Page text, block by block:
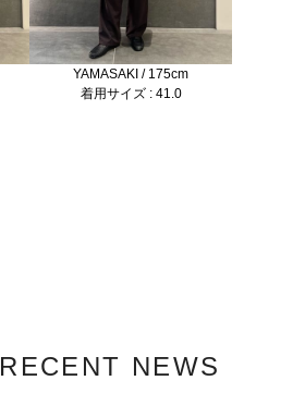
YAMASAKI / 175cm
着用サイズ : 41.0
RECENT NEWS